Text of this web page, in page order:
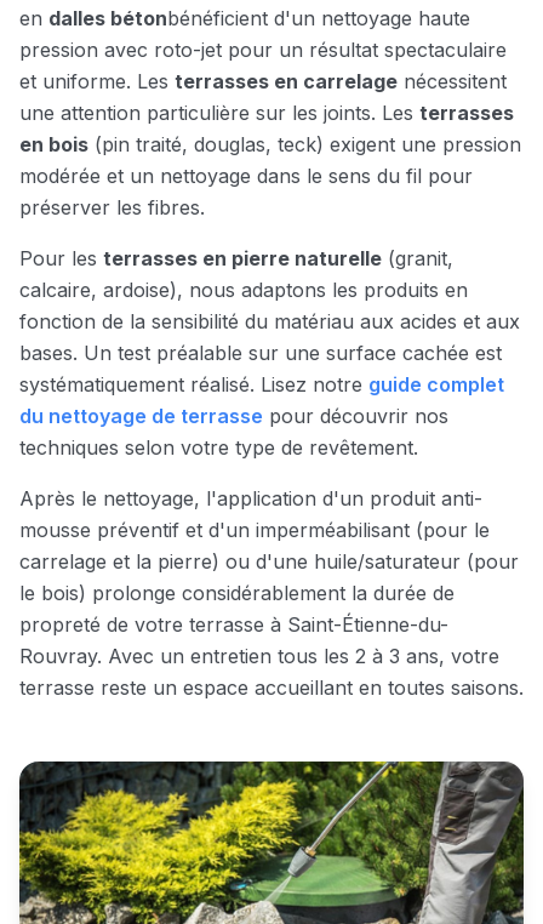
en dalles bétonbénéficient d'un nettoyage haute
pression avec roto-jet pour un résultat spectaculaire
et uniforme. Les terrasses en carrelage nécessitent
une attention particulière sur les joints. Les terrasses
en bois (pin traité, douglas, teck) exigent une pression
modérée et un nettoyage dans le sens du fil pour
préserver les fibres.
Pour les terrasses en pierre naturelle (granit,
calcaire, ardoise), nous adaptons les produits en
fonction de la sensibilité du matériau aux acides et aux
bases. Un test préalable sur une surface cachée est
systématiquement réalisé. Lisez notre guide complet
du nettoyage de terrasse pour découvrir nos
techniques selon votre type de revêtement.
Après le nettoyage, l'application d'un produit anti-
mousse préventif et d'un imperméabilisant (pour le
carrelage et la pierre) ou d'une huile/saturateur (pour
le bois) prolonge considérablement la durée de
propreté de votre terrasse à Saint-Étienne-du-
Rouvray. Avec un entretien tous les 2 à 3 ans, votre
terrasse reste un espace accueillant en toutes saisons.